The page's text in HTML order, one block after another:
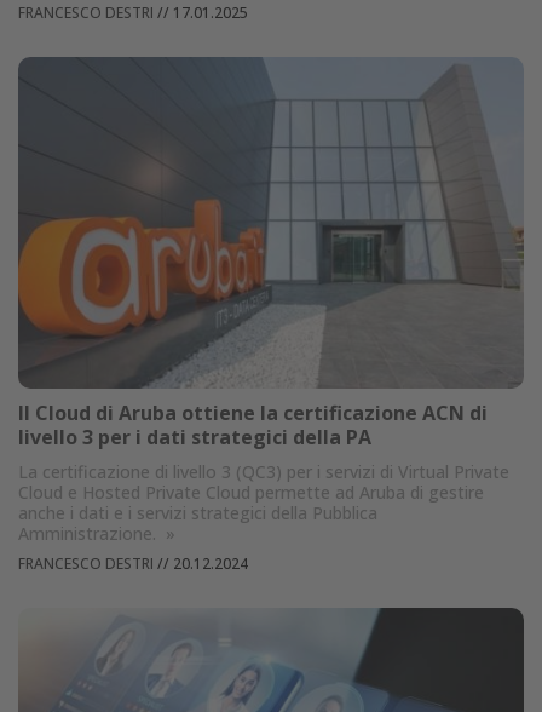
FRANCESCO DESTRI // 17.01.2025
Il Cloud di Aruba ottiene la certificazione ACN di
livello 3 per i dati strategici della PA
La certificazione di livello 3 (QC3) per i servizi di Virtual Private
Cloud e Hosted Private Cloud permette ad Aruba di gestire
anche i dati e i servizi strategici della Pubblica
Amministrazione. »
FRANCESCO DESTRI // 20.12.2024